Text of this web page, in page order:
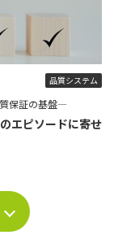
品質システム
保証の基盤―
エピソードに寄せ